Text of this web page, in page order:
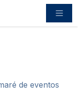
de eventos